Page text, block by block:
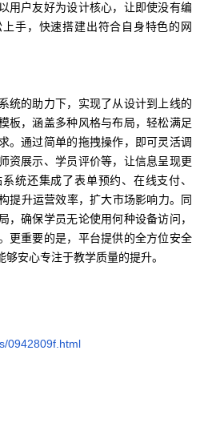
用户友好为设计核心，让即使没有编
手，快速搭建出符合自身特色的网
统的助力下，实现了从设计到上线的
板，涵盖多种风格与布局，轻松满足
。通过简单的拖拽操作，即可灵活调
资展示、学员评价等，让信息呈现更
统还集成了表单预约、在线支付、
提升运营效率，扩大市场影响力。同
，确保学员无论使用何种设备访问，
更重要的是，平台提供的全方位安全
安心专注于教学质量的提升。
0942809f.html